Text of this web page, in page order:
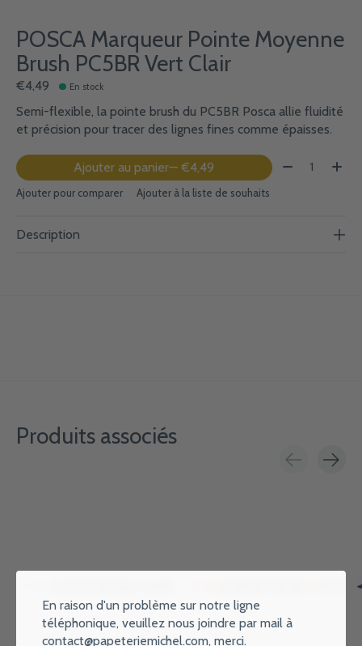
POSCA Marqueur Pointe Moyenne
Brush PC5BR Vert Clair
€4,49 En stock
Semi-flexible, la pointe brush du PC5BR Posca allie fluidité
et précision pour tracer des lignes fines comme épaisses.
Ajouter au panier — €4,49 Quantité:
Ajouter pour comparer Ajouter à la liste de souhaits
Description
Produits associés
En raison d'un problème sur notre ligne
téléphonique, veuillez nous joindre par mail à
contact@papeteriemichel.com, merci.